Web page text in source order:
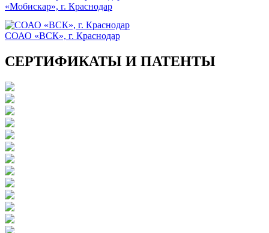
«Мобискар», г. Краснодар
СОАО «ВСК», г. Краснодар
СЕРТИФИКАТЫ И ПАТЕНТЫ